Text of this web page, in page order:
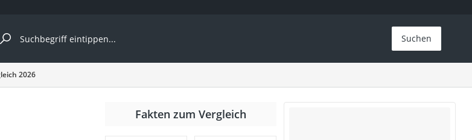
Suchen
2026
Fakten zum Vergleich